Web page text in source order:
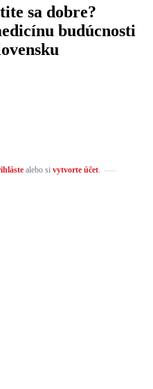
sa dobre?
budúcnosti
alebo si vytvorte účet.